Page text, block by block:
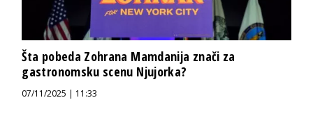
Šta pobeda Zohrana Mamdanija znači za
gastronomsku scenu Njujorka?
07/11/2025 | 11:33